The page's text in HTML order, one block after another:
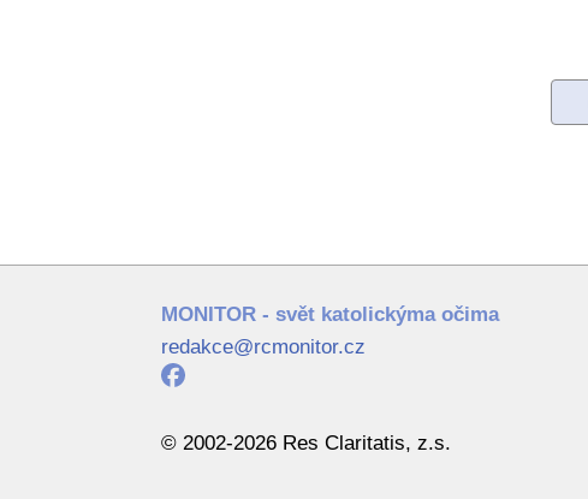
MONITOR - svět katolickýma očima
redakce@rcmonitor.cz
© 2002-2026 Res Claritatis, z.s.